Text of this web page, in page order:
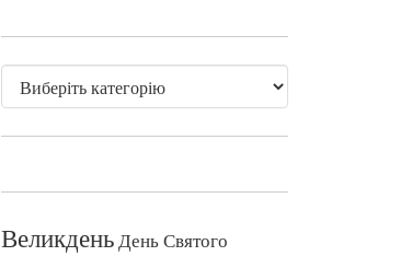
ВеликденьДень Святого